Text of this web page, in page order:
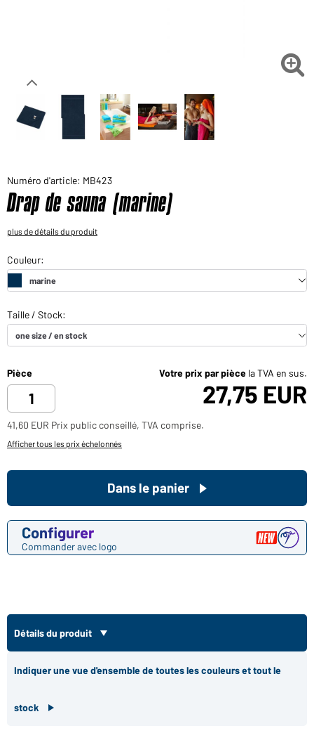

Numéro d'article: MB423
Drap de sauna (marine)
plus de détails du produit
Pièce Votre prix par pièce la TVA en sus.
27,75 EUR
41,60 EUR Prix public conseillé, TVA comprise.
Afficher tous les prix échelonnés
Configurer
Commander avec logo
Dans le panier
Détails du produit
Indiquer une vue d'ensemble de toutes les couleurs et tout le
stock